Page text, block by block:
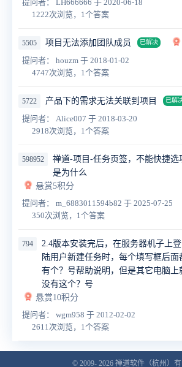
提问者： LH666666 于 2020-06-18
1222次浏览，1个答案
5505 项目无法添加团队成员 已解决
提问者： houzm 于 2018-01-02
4747次浏览，1个答案
5722 产品下的需求无法关联到项目 已解
提问者： Alice007 于 2018-03-20
2918次浏览，1个答案
598952
禅道-项目-任务页签，不能快捷选
是为什么
悬赏5积分
提问者： m_6883011594b82 于 2025-07-25
350次浏览，1个答案
794
2.4版本安装完后，在服务器机子上登
陆用户新建任务时，每个填写框后面
有个？号帮助说明，但是其它电脑上
没有这个？号
悬赏10积分
提问者： wgm958 于 2012-02-02
2611次浏览，1个答案
© 2009- 2026 禅道软件（杭州）有